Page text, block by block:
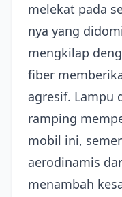
melekat pada
nya yang
mengkilap
fiber
agresif. Lampu
ramping
mobil ini,
aerodinamis
menambah